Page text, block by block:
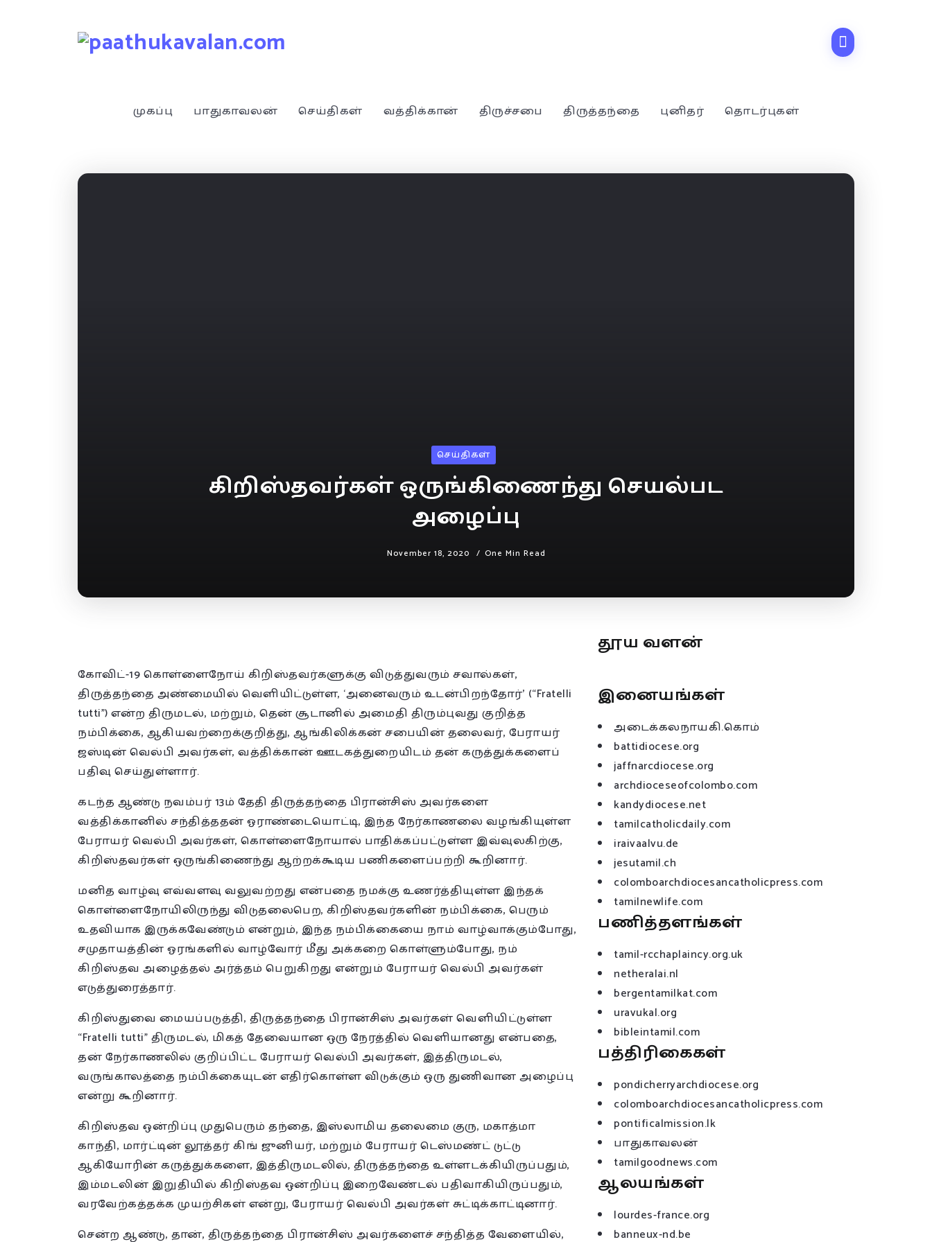
முகப்பு பாதுகாவலன் செய்திகள் வத்திக்கான் திருச்சபை திருத்தந்தை புனிதர் தொடர்புகள்
செய்திகள்
கிறிஸ்தவர்கள் ஒருங்கிணைந்து செயல்பட
அழைப்பு
November 18, 2020 One Min Read
கோவிட்-19 கொள்ளைநோய் கிறிஸ்தவர்களுக்கு விடுத்துவரும் சவால்கள்,
திருத்தந்தை அண்மையில் வெளியிட்டுள்ள, ‘அனைவரும் உடன்பிறந்தோர்’ (“Fratelli
tutti”) என்ற திருமடல், மற்றும், தென் சூடானில் அமைதி திரும்புவது குறித்த
நம்பிக்கை, ஆகியவற்றைக்குறித்து, ஆங்கிலிக்கன் சபையின் தலைவர், பேராயர்
ஜஸ்டின் வெல்பி அவர்கள், வத்திக்கான் ஊடகத்துறையிடம் தன் கருத்துக்களைப்
பதிவு செய்துள்ளார்.
கடந்த ஆண்டு நவம்பர் 13ம் தேதி திருத்தந்தை பிரான்சிஸ் அவர்களை
வத்திக்கானில் சந்தித்ததன் ஓராண்டையொட்டி, இந்த நேர்காணலை வழங்கியுள்ள
பேராயர் வெல்பி அவர்கள், கொள்ளைநோயால் பாதிக்கப்பட்டுள்ள இவ்வுலகிற்கு,
கிறிஸ்தவர்கள் ஒருங்கிணைந்து ஆற்றக்கூடிய பணிகளைப்பற்றி கூறினார்.
மனித வாழ்வு எவ்வளவு வலுவற்றது என்பதை நமக்கு உணர்த்தியுள்ள இந்தக்
கொள்ளைநோயிலிருந்து விடுதலைபெற, கிறிஸ்தவர்களின் நம்பிக்கை, பெரும்
உதவியாக இருக்கவேண்டும் என்றும், இந்த நம்பிக்கையை நாம் வாழ்வாக்கும்போது,
சமுதாயத்தின் ஓரங்களில் வாழ்வோர் மீது அக்கறை கொள்ளும்போது, நம்
கிறிஸ்தவ அழைத்தல் அர்த்தம் பெறுகிறது என்றும் பேராயர் வெல்பி அவர்கள்
எடுத்துரைத்தார்.
கிறிஸ்துவை மையப்படுத்தி, திருத்தந்தை பிரான்சிஸ் அவர்கள் வெளியிட்டுள்ள
“Fratelli tutti” திருமடல், மிகத் தேவையான ஒரு நேரத்தில் வெளியானது என்பதை,
தன் நேர்காணலில் குறிப்பிட்ட பேராயர் வெல்பி அவர்கள், இத்திருமடல்,
வருங்காலத்தை நம்பிக்கையுடன் எதிர்கொள்ள விடுக்கும் ஒரு துணிவான அழைப்பு
என்று கூறினார்.
கிறிஸ்தவ ஒன்றிப்பு முதுபெரும் தந்தை, இஸ்லாமிய தலைமை குரு, மகாத்மா
காந்தி, மார்ட்டின் லூத்தர் கிங் ஜுனியர், மற்றும் பேராயர் டெஸ்மண்ட் டுட்டு
ஆகியோரின் கருத்துக்களை, இத்திருமடலில், திருத்தந்தை உள்ளடக்கியிருப்பதும்,
இம்மடலின் இறுதியில் கிறிஸ்தவ ஒன்றிப்பு இறைவேண்டல் பதிவாகியிருப்பதும்,
வரவேற்கத்தக்க முயற்சிகள் என்று, பேராயர் வெல்பி அவர்கள் சுட்டிக்காட்டினார்.
சென்ற ஆண்டு, தான், திருத்தந்தை பிரான்சிஸ் அவர்களைச் சந்தித்த வேளையில்,
தூய வளன்
இனையங்கள்
அடைக்கலநாயகி.கொம்
battidiocese.org
jaffnarcdiocese.org
archdioceseofcolombo.com
kandydiocese.net
tamilcatholicdaily.com
iraivaalvu.de
jesutamil.ch
colomboarchdiocesancatholicpress.com
tamilnewlife.com
பணித்தளங்கள்
tamil-rcchaplaincy.org.uk
netheralai.nl
bergentamilkat.com
uravukal.org
bibleintamil.com
பத்திரிகைகள்
pondicherryarchdiocese.org
colomboarchdiocesancatholicpress.com
pontificalmission.lk
பாதுகாவலன்
tamilgoodnews.com
ஆலயங்கள்
lourdes-france.org
banneux-nd.be